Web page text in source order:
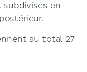
subdivisés en
au total 27